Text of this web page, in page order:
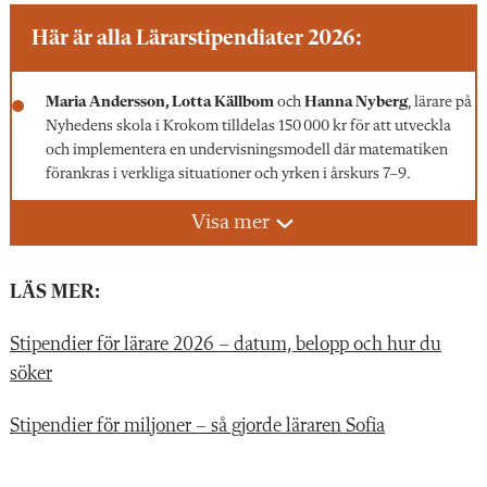
Här är alla Lärarstipendiater 2026:
Maria Andersson, Lotta Källbom och Hanna Nyberg, lärare på
Nyhedens skola i Krokom tilldelas 150 000 kr för att utveckla
och implementera en undervisningsmodell där matematiken
förankras i verkliga situationer och yrken i årskurs 7–9.
Sofie Jönsson, Josephine Göst, Charlotta Borgman Richter
Karolina JulinochCecilia Altheden, lärare på Hjärups skola i
matematikdidaktik där konkret material används systematiskt i
– Det här stipendiet kommer göra skillnad för våra elever. Vi får
möjlighet att skapa en matematikundervisning som både utmanar
ämnet. Vi är otroligt tacksamma för förtroendet, säger Sofie Jönsson.
Visa mer
LÄS MER:
Stipendier för lärare 2026 – datum, belopp och hur du
söker
Stipendier för miljoner – så gjorde läraren Sofia